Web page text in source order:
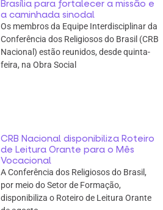
Brasília para fortalecer a missão e
a caminhada sinodal
Os membros da Equipe Interdisciplinar da
Conferência dos Religiosos do Brasil (CRB
Nacional) estão reunidos, desde quinta-
feira, na Obra Social
CRB Nacional disponibiliza Roteiro
de Leitura Orante para o Mês
Vocacional
A Conferência dos Religiosos do Brasil,
por meio do Setor de Formação,
disponibiliza o Roteiro de Leitura Orante